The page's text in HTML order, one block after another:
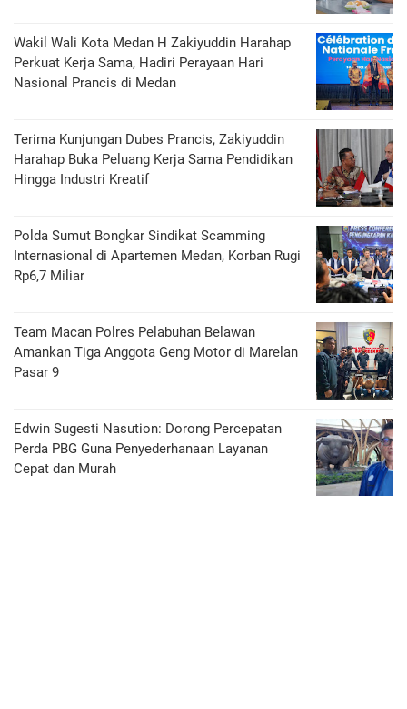
Wakil Wali Kota Medan H Zakiyuddin Harahap
Perkuat Kerja Sama, Hadiri Perayaan Hari
Nasional Prancis di Medan
Terima Kunjungan Dubes Prancis, Zakiyuddin
Harahap Buka Peluang Kerja Sama Pendidikan
Hingga Industri Kreatif
Polda Sumut Bongkar Sindikat Scamming
Internasional di Apartemen Medan, Korban Rugi
Rp6,7 Miliar
Team Macan Polres Pelabuhan Belawan
Amankan Tiga Anggota Geng Motor di Marelan
Pasar 9
Edwin Sugesti Nasution: Dorong Percepatan
Perda PBG Guna Penyederhanaan Layanan
Cepat dan Murah